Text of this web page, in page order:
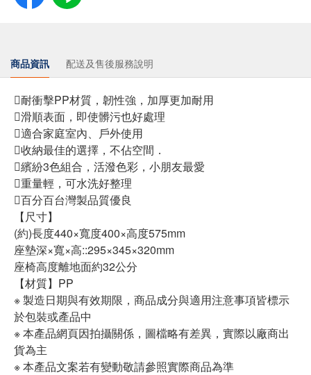
商品資訊 配送及售後服務說明
耐衝擊PP材質，韌性強，加厚更加耐用
滑順表面，即使髒污也好處理
適合家庭室內、戶外使用
收納最佳的選擇，不佔空間．
繽紛3色組合，活潑色彩，小朋友最愛
重量輕，可水洗好整理
百分百台灣製品質優良
【尺寸】
(約)長度440×寬度400×高度575mm
座墊深×寬×高::295×345×320mm
座椅高度離地面約32公分
【材質】PP
※ 製造日期與有效期限，商品成分與適用注意事項皆標示
於包裝或產品中
※ 本產品網頁因拍攝關係，圖檔略有差異，實際以廠商出
貨為主
※ 本產品文案若有變動敬請參照實際商品為準